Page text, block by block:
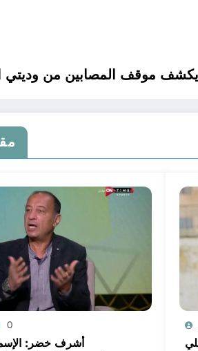
موقف المصابين من وديتي
0
أشرف خضر: